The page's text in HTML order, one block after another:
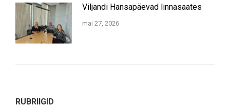
Viljandi Hansapäevad linnasaates
mai 27, 2026
RUBRIIGID